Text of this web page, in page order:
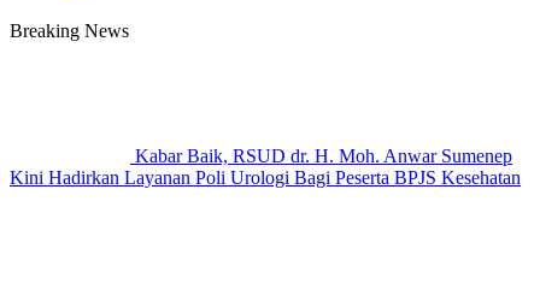
Breaking News
Kabar Baik, RSUD dr. H. Moh. Anwar Sumenep
Kini Hadirkan Layanan Poli Urologi Bagi Peserta BPJS Kesehatan